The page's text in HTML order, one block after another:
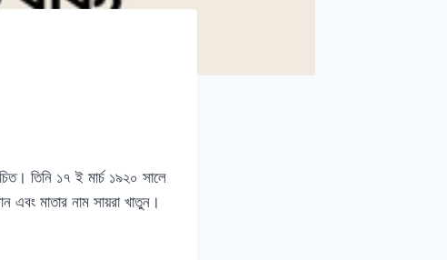
তিনি ১৭ ই মার্চ ১৯২০ সালে
এবং মাতার নাম সায়রা খাতুন।